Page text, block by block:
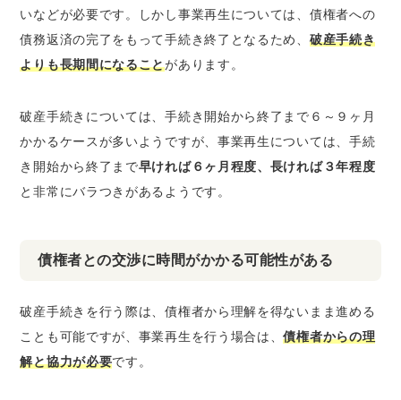
いなどが必要です。しかし事業再生については、債権者への
債務返済の完了をもって手続き終了となるため、 破産手続き
よりも長期間になることがあります。
破産手続きについては、手続き開始から終了まで６～９ヶ月
かかるケースが多いようですが、事業再生については、手続
き開始から終了まで早ければ６ヶ月程度、長ければ３年程度
と非常にバラつきがあるようです。
債権者との交渉に時間がかかる可能性がある
破産手続きを行う際は、債権者から理解を得ないまま進める
ことも可能ですが、事業再生を行う場合は、債権者からの理
解と協力が必要です。